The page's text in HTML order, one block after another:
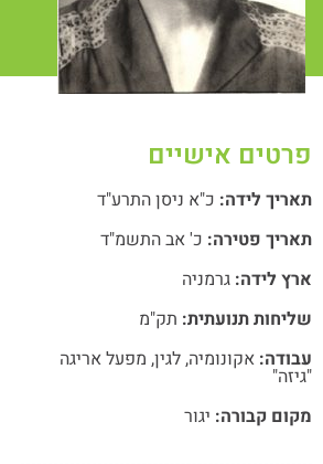
פרטים אישיים
תאריך לידה: כ"א ניסן התרע"ד
תאריך פטירה: כ' אב התשמ"ד
ארץ לידה: גרמניה
שליחות תנועתית: תק"מ
עבודה: אקונומיה,לגין, מפעל אריגה
"גיזה"
מקום קבורה: יגור